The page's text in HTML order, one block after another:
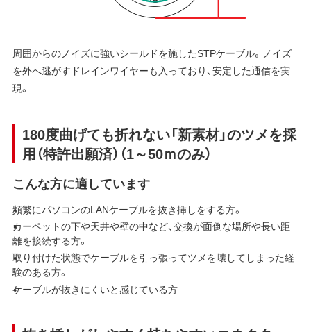
周囲からのノイズに強いシールドを施したSTPケーブル。ノイズ
を外へ逃がすドレインワイヤーも入っており、安定した通信を実
現。
180度曲げても折れない「新素材」のツメを採
用（特許出願済）（1～50ｍのみ）
こんな方に適しています
頻繁にパソコンのLANケーブルを抜き挿しをする方。
カーペットの下や天井や壁の中など、交換が面倒な場所や長い距
離を接続する方。
取り付けた状態でケーブルを引っ張ってツメを壊してしまった経
験のある方。
ケーブルが抜きにくいと感じている方